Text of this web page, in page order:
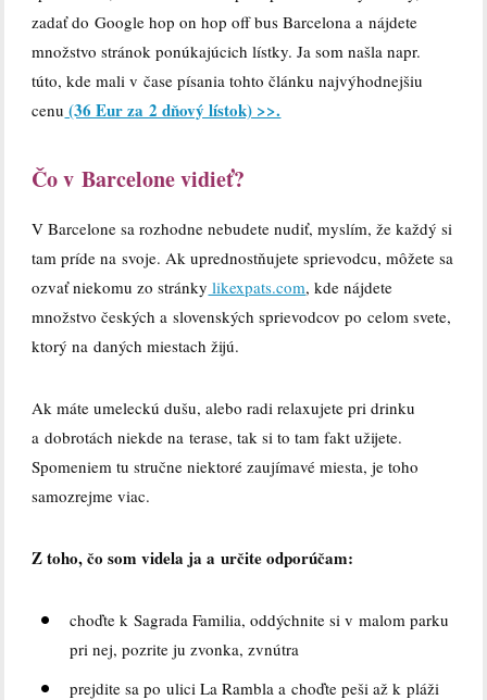
zadať do Google hop on hop off bus Barcelona a nájdete
množstvo stránok ponúkajúcich lístky. Ja som našla napr.
túto, kde mali v čase písania tohto článku najvýhodnejšiu
cenu (36 Eur za 2 dňový lístok) >>.
Čo v Barcelone vidieť?
V Barcelone sa rozhodne nebudete nudiť, myslím, že každý si
tam príde na svoje. Ak uprednostňujete sprievodcu, môžete sa
ozvať niekomu zo stránky likexpats.com, kde nájdete
množstvo českých a slovenských sprievodcov po celom svete,
ktorý na daných miestach žijú.
Ak máte umeleckú dušu, alebo radi relaxujete pri drinku
a dobrotách niekde na terase, tak si to tam fakt užijete.
Spomeniem tu stručne niektoré zaujímavé miesta, je toho
samozrejme viac.
Z toho, čo som videla ja a určite odporúčam:
choďte k Sagrada Familia, oddýchnite si v malom parku
pri nej, pozrite ju zvonka, zvnútra
prejdite sa po ulici La Rambla a choďte peši až k pláži